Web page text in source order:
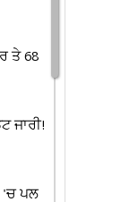
ਤੇ 68
ਜਾਰੀ!
'ਚ ਪਲ